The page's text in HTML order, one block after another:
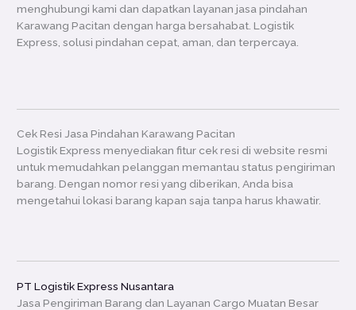
menghubungi kami dan dapatkan layanan jasa pindahan
Karawang Pacitan dengan harga bersahabat. Logistik
Express, solusi pindahan cepat, aman, dan terpercaya.
Cek Resi Jasa Pindahan Karawang Pacitan
Logistik Express menyediakan fitur cek resi di website resmi
untuk memudahkan pelanggan memantau status pengiriman
barang. Dengan nomor resi yang diberikan, Anda bisa
mengetahui lokasi barang kapan saja tanpa harus khawatir.
PT Logistik Express Nusantara
Jasa Pengiriman Barang dan Layanan Cargo Muatan Besar